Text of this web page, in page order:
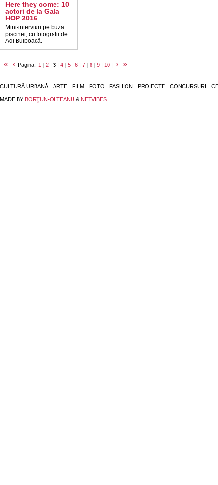
Here they come: 10
actori de la Gala
HOP 2016
Mini-interviuri pe buza
piscinei, cu fotografii de
Adi Bulboacă.
« ‹ Pagina: 1 | 2 | 3 | 4 | 5 | 6 | 7 | 8 | 9 | 10 | › »
CULTURĂ URBANĂ ARTE FILM FOTO FASHION PROIECTE CONCURSURI
MADE BY BORŢUN•OLTEANU & NETVIBES